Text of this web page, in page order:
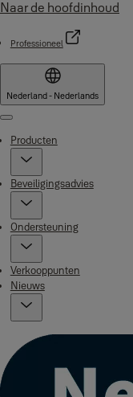
Naar de hoofdinhoud
Professioneel
Nederland - Nederlands
Menu
Producten
Beveiligingsadvies
Ondersteuning
Verkooppunten
Nieuws